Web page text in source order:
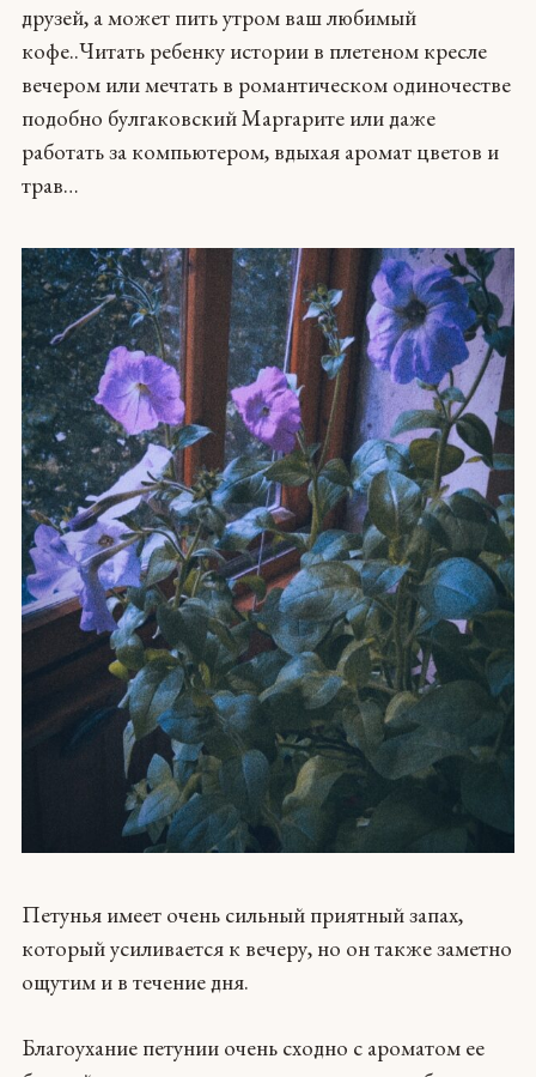
друзей, а может пить утром ваш любимый
кофе..Читать ребенку истории в плетеном кресле
вечером или мечтать в романтическом одиночестве
подобно булгаковский Маргарите или даже
работать за компьютером, вдыхая аромат цветов и
трав…
Петунья имеет очень сильный приятный запах,
который усиливается к вечеру, но он также заметно
ощутим и в течение дня.
Благоухание петунии очень сходно с ароматом ее